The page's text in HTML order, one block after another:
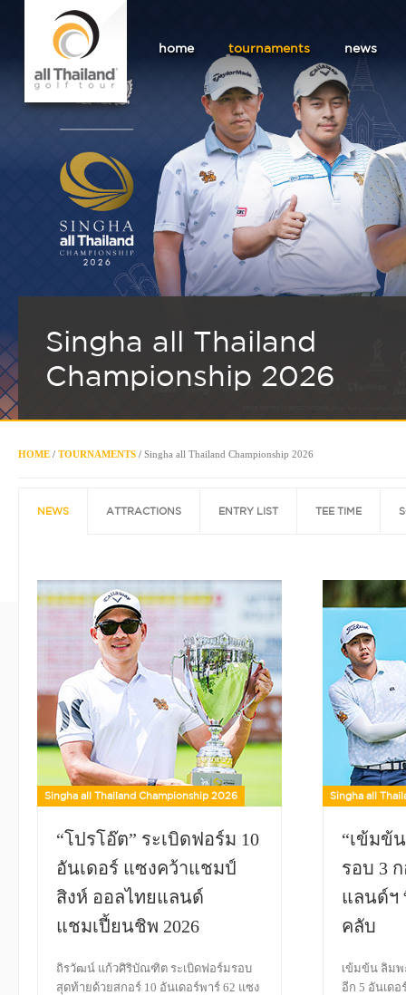
home tournaments news
Singha all Thailand
Championship 2026
HOME / TOURNAMENTS / Singha all Thailand Championship 2026
NEWS ATTRACTIONS ENTRY LIST TEE TIME
Singha all Thailand Championship 2026
“โปรโอ๊ต” ระเบิดฟอร์ม 10
อันเดอร์ แซงคว้าแชมป์
สิงห์ ออลไทยแลนด์
แชมเปี้ยนชิพ 2026
ถิรวัฒน์ แก้วศิริบัณฑิต ระเบิดฟอร์มรอบ
สุดท้ายด้วยสกอร์ 10 อันเดอร์พาร์ 62 แซง
Singha all
“เข้มข้
รอบ 3
แลนด์ฯ
คลับ
เข้มข้น ลิมพ
อีก 5 อันเดอ